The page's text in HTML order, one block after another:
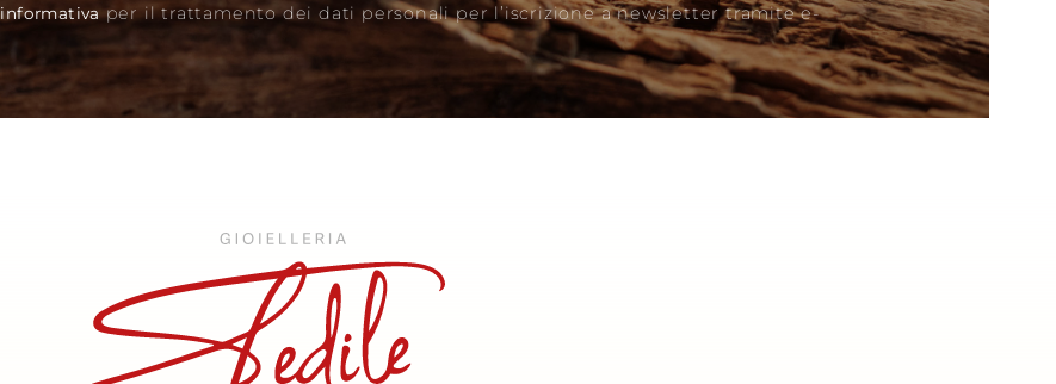
informativaper il trattamento dei dati personali per l’iscrizione a newsletter tramite e-